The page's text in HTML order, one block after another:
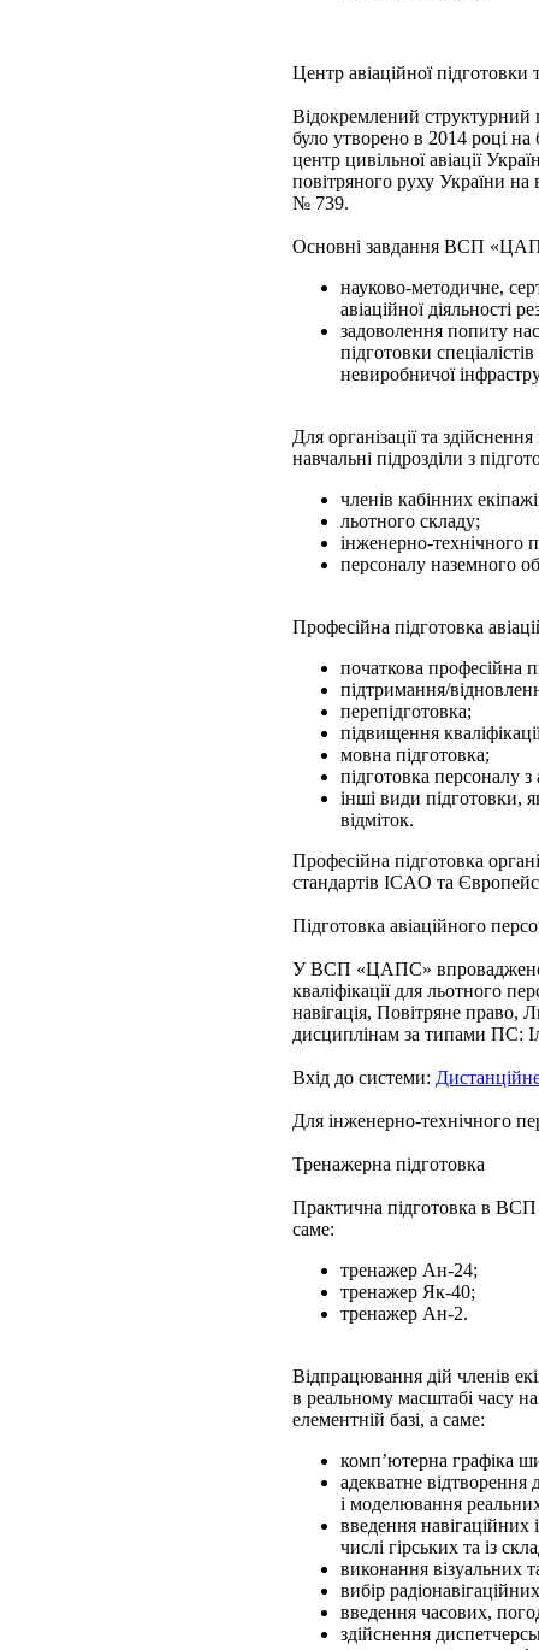
Центр авіаційної підготовки
Відокремлений структурний
було утворено в 2014 році
центр цивільної авіації
повітряного руху України на
№ 739.
Основні завдання ВСП
науково-методичне,
авіаційної діяльності
задоволення попиту
підготовки
невиробничої
Для організації та
навчальні підрозділи з
членів кабінних
льотного складу;
інженерно-технічного
персоналу наземного
Професійна підготовка
початкова професійна
підтримання/
перепідготовка;
підвищення
мовна підготовка;
підготовка персоналу з
інші види підготовки,
відміток.
Професійна підготовка
стандартів ICAO та
Підготовка авіаційного
У ВСП «ЦАПС» впроваджено
кваліфікації для льотного
навігація, Повітряне право,
дисциплінам за типами
Вхід до системи:
Для інженерно-технічного
Тренажерна підготовка
Практична підготовка в
саме:
тренажер Ан-24;
тренажер Як-40;
тренажер Ан-2.
Відпрацювання дій членів
в реальному масштабі часу на
елементній базі, а саме:
комп’ютерна графіка
адекватне відтворення
і моделювання
введення навігаційних
числі гірських та із
виконання візуальних
вибір
введення часових,
здійснення